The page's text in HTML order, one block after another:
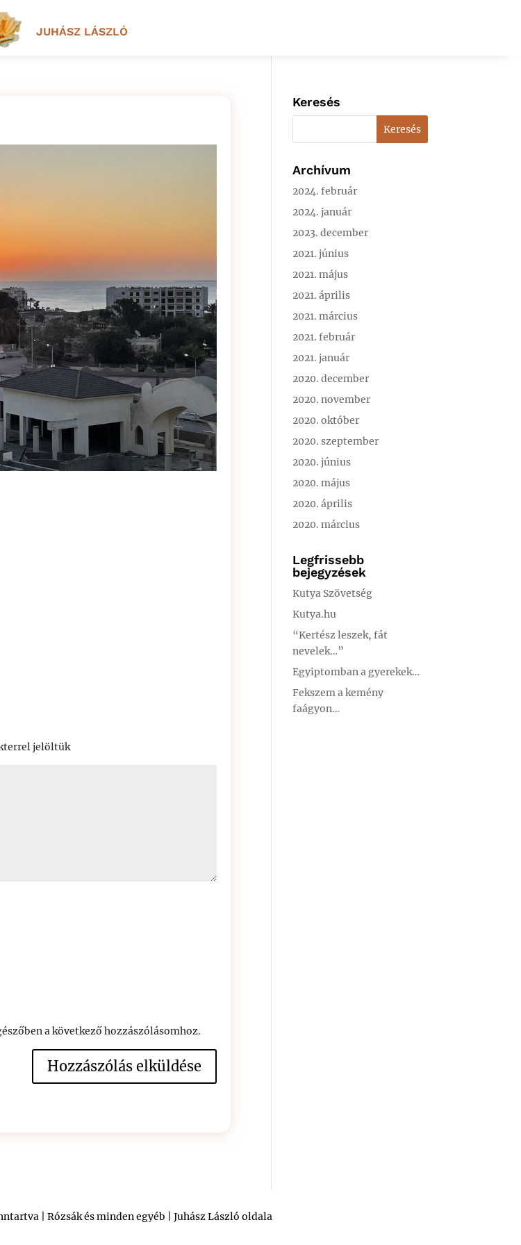
JUHÁSZ LÁSZLÓ
jelöltük
a következő hozzászólásomhoz.
Keresés
Archívum
2024. február
2024. január
2023. december
2021. június
2021. május
2021. április
2021. március
2021. február
2021. január
2020. december
2020. november
2020. október
2020. szeptember
2020. június
2020. május
2020. április
2020. március
Legfrissebb
bejegyzések
Kutya Szövetség
Kutya.hu
“Kertész leszek, fát
nevelek…”
Egyiptomban a gyerekek…
Fekszem a kemény
faágyon…
| Rózsák és minden egyéb | Juhász László oldala